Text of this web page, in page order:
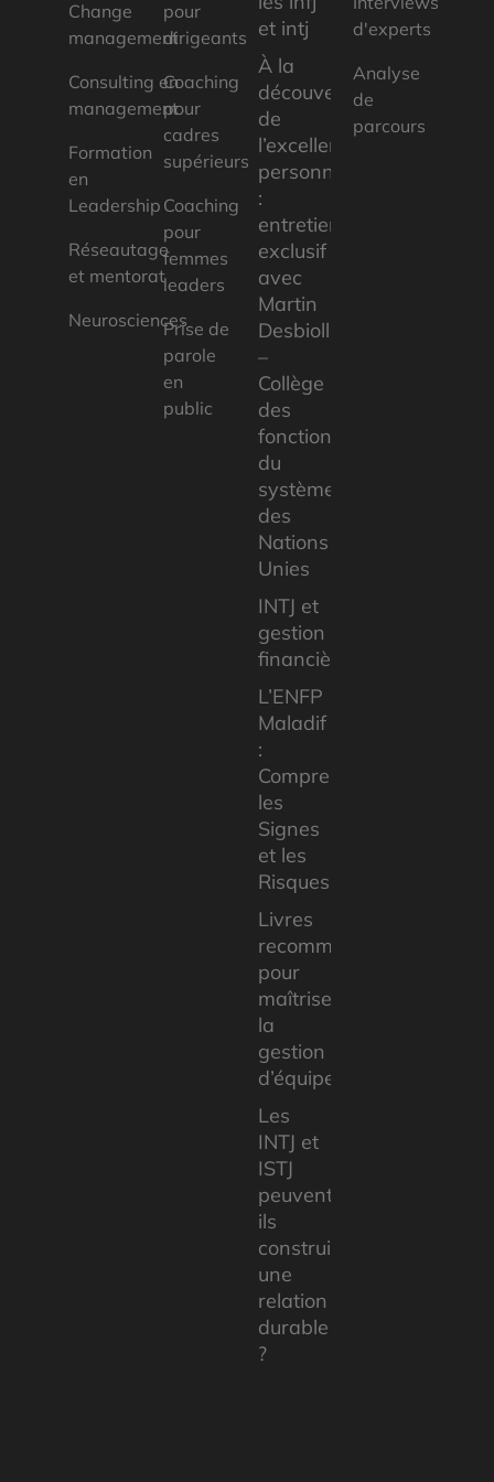
Change
management
Consulting en
management
Formation
en
Leadership
Réseautage
et mentorat
Neurosciences
pour
dirigeants
Coaching
pour
cadres
supérieurs
Coaching
pour
femmes
leaders
Prise de
parole
en
public
et intj
À la
découverte
de
l’excellence
personnelle
:
entretien
exclusif
avec
Martin
Desbiolles
–
Collège
des
fonctionnaires
du
système
des
Nations
Unies
INTJ et
gestion
financière
L’ENFP
Maladif
:
Comprendre
les
Signes
et les
Risques
Livres
recommandés
pour
maîtriser
la
gestion
d’équipe
Les
INTJ et
ISTJ
peuvent-
ils
construire
une
relation
durable
?
d'experts
Analyse
de
parcours